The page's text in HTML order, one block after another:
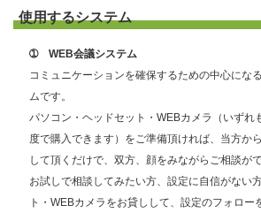
使用するシステム
➀ WEB会議システム
コミュニケーションを確保するための中心にな
ムです。
パソコン・ヘッドセット・WEBカメラ（いずれ
度で購入できます）をご準備頂ければ、当方か
して頂くだけで、双方、顔をみながらご相談がで
お試しで相談してみたい方、設定に自信がない
ト・WEBカメラをお貸しして、設定のフォロー